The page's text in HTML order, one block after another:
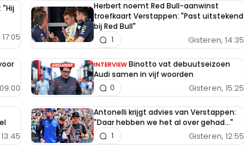
"Hij
Herbert noemt Red Bull-aanwinst
troefkaart Verstappen: "Past uitstekend
bij Red Bull"
Gisteren, 14:35
1
INTERVIEW Binotto vat debuutseizoen
Audi samen in vijf woorden
Gisteren, 15:25
0
Antonelli krijgt advies van Verstappen:
"Daar hebben we het al over gehad..."
Gisteren, 12:55
1